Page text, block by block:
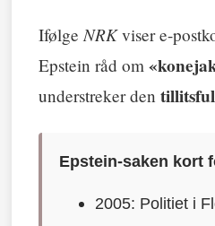
Ifølge NRKviser e-
Epstein råd om
understreker den
Epstein-saken kort
2005: Politiet i